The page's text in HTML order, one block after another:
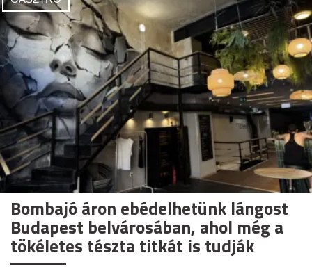
Bombajó áron ebédelhetünk lángost
Budapest belvárosában, ahol még a
tökéletes tészta titkát is tudják